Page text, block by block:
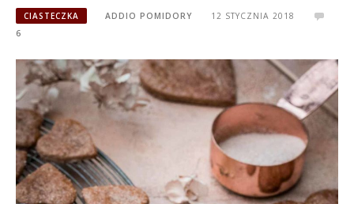
CIASTECZKA ADDIO POMIDORY
12 STYCZNIA 2018
6